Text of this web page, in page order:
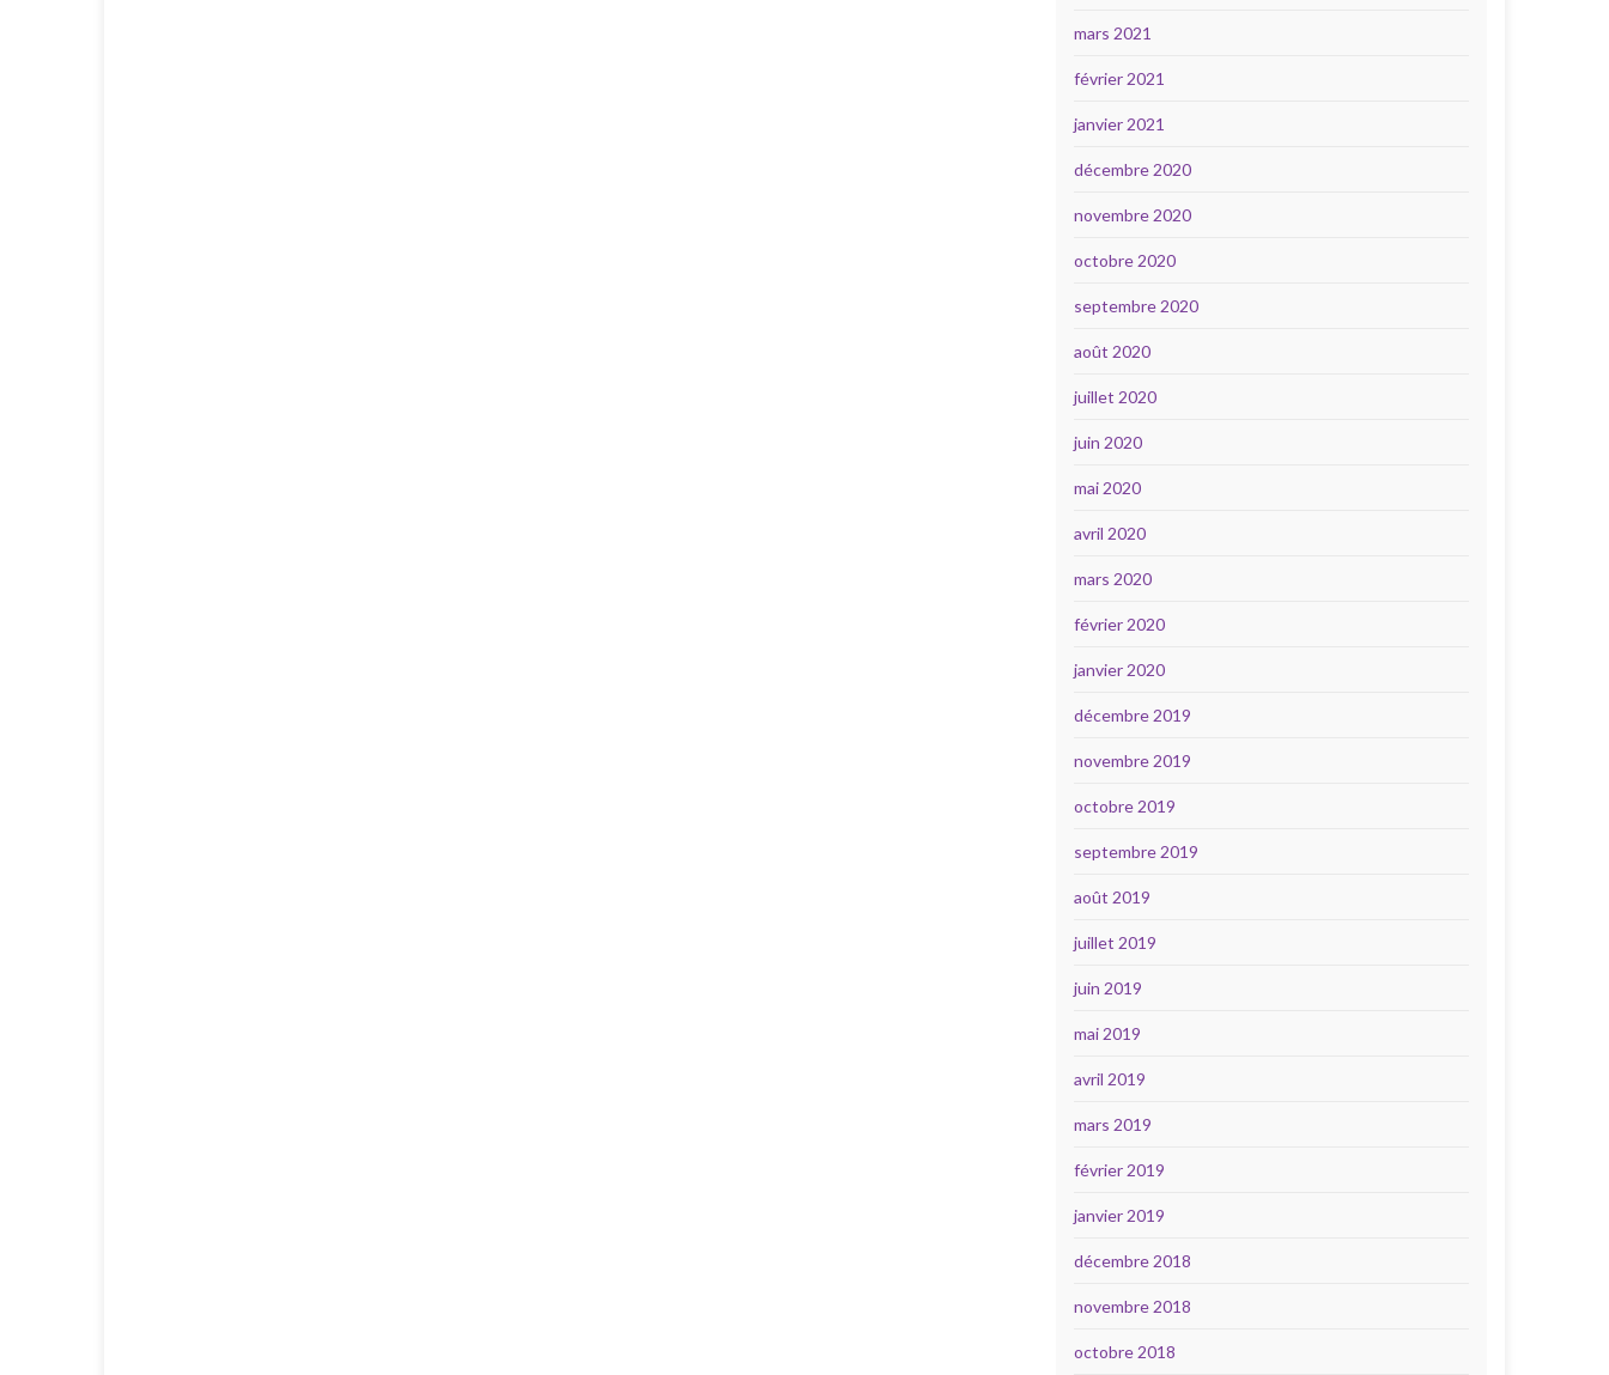
mars 2021
février 2021
janvier 2021
décembre 2020
novembre 2020
octobre 2020
septembre 2020
août 2020
juillet 2020
juin 2020
mai 2020
avril 2020
mars 2020
février 2020
janvier 2020
décembre 2019
novembre 2019
octobre 2019
septembre 2019
août 2019
juillet 2019
juin 2019
mai 2019
avril 2019
mars 2019
février 2019
janvier 2019
décembre 2018
novembre 2018
octobre 2018